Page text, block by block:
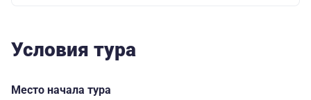
Условия тура
Место начала тура